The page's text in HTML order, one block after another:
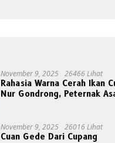
November 9, 2025 26466 Lihat
Rahasia Warna Cerah Ikan
Nur Gondrong, Peternak
November 9, 2025 26016 Lihat
Cuan Gede Dari Cupang